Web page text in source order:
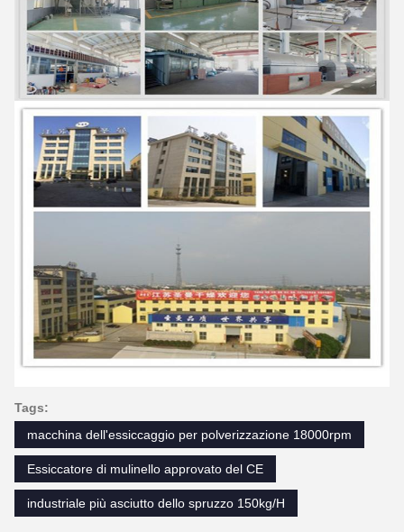
Tags:
macchina dell'essiccaggio per polverizzazione 18000rpm
Essiccatore di mulinello approvato del CE
industriale più asciutto dello spruzzo 150kg/H